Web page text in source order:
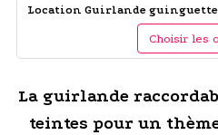
Location Guirlande guinguette
Choisir les
La guirlande
teintes pour un